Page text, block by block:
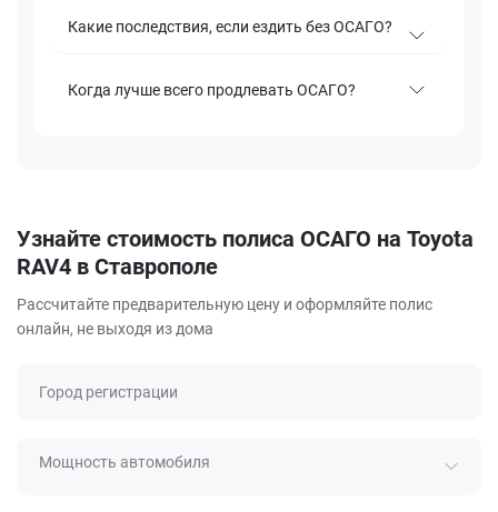
Какие последствия, если ездить без ОСАГО?
Когда лучше всего продлевать ОСАГО?
Узнайте стоимость полиса ОСАГО на Toyota
RAV4 в Ставрополе
Рассчитайте предварительную цену и оформляйте полис
онлайн, не выходя из дома
Город регистрации
Мощность автомобиля